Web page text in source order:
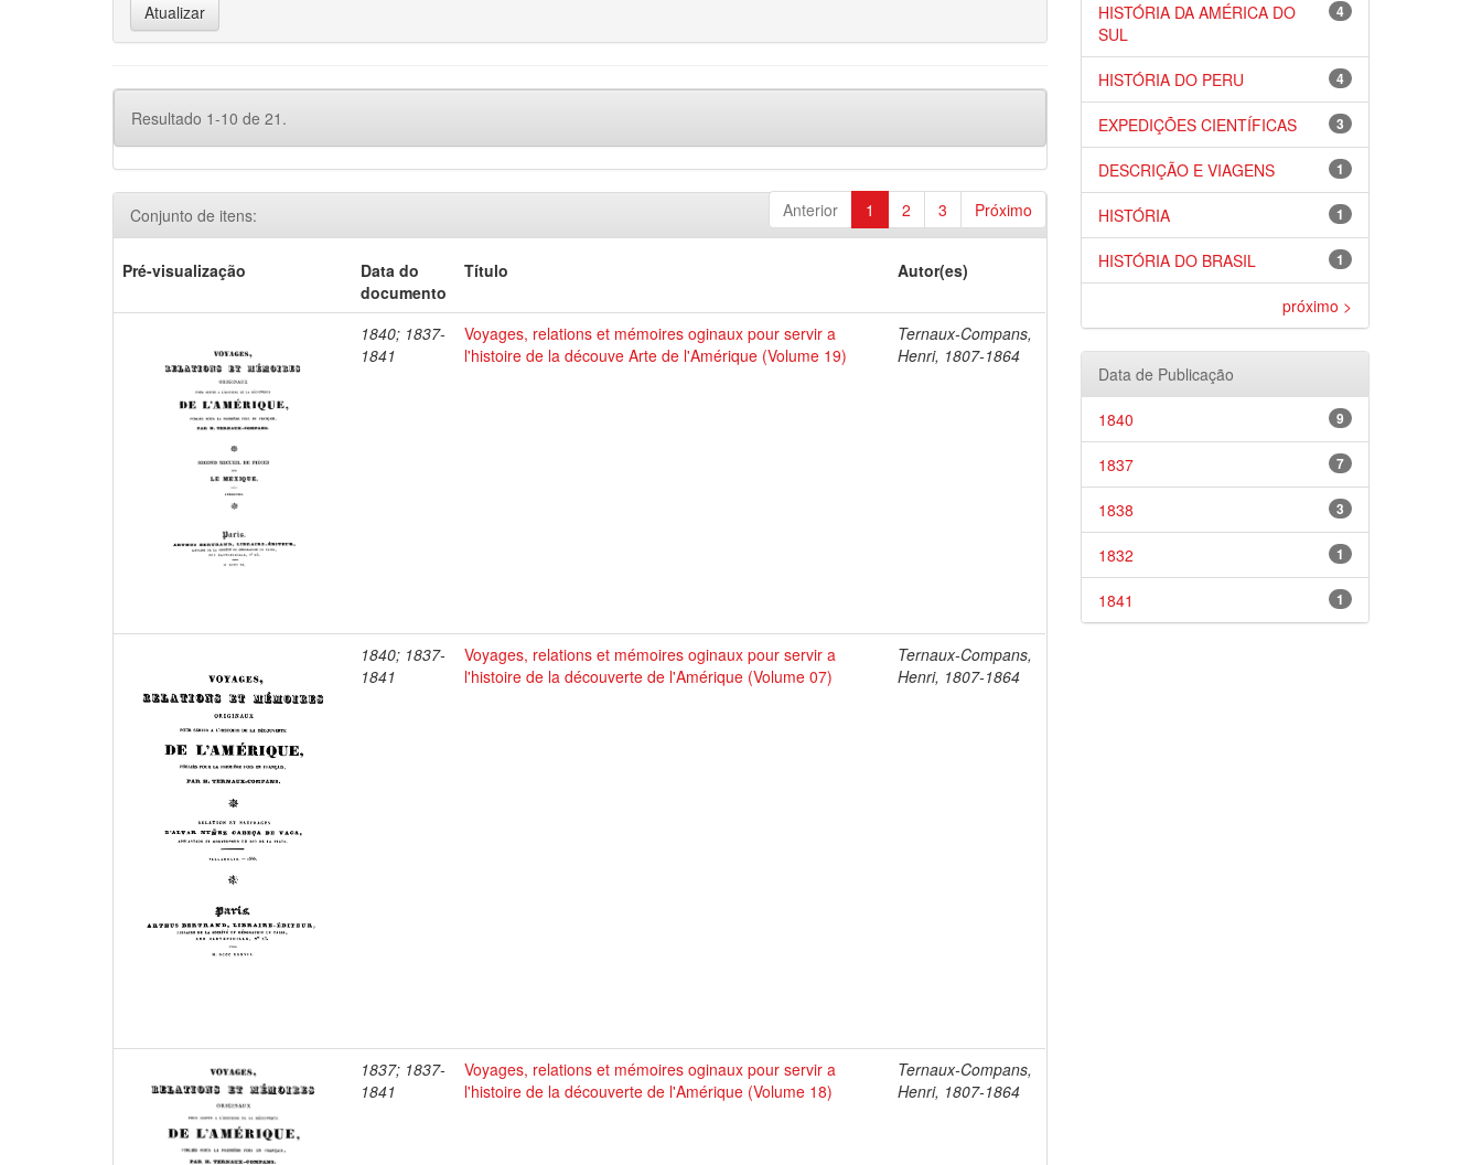
Resultado 1-10 de 21.
Anterior 1 2 3 Próximo
Conjunto de itens:
Pré-visualização
Data do
documento
Título Autor(es)
1840; 1837-
1841
Voyages, relations et mémoires oginaux pour servir a
l'histoire de la découve Arte de l'Amérique (Volume 19)
Ternaux-Compans,
Henri, 1807-1864
1840; 1837-
1841
Voyages, relations et mémoires oginaux pour servir a
l'histoire de la découverte de l'Amérique (Volume 07)
Ternaux-Compans,
Henri, 1807-1864
1837; 1837-
1841
Voyages, relations et mémoires oginaux pour servir a
l'histoire de la découverte de l'Amérique (Volume 18)
Ternaux-Compans,
Henri, 1807-1864
4
HISTÓRIA DA AMÉRICA DO
SUL
4
HISTÓRIA DO PERU
3
EXPEDIÇÕES CIENTÍFICAS
1
DESCRIÇÃO E VIAGENS
1
HISTÓRIA
1
HISTÓRIA DO BRASIL
próximo >
Data de Publicação
9
1840
7
1837
3
1838
1
1832
1
1841